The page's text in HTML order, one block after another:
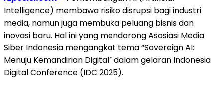
Intelligence) membawa risiko disrupsi bagi industri
media, namun juga membuka peluang bisnis dan
inovasi baru. Hal ini yang mendorong Asosiasi Media
Siber Indonesia mengangkat tema “Sovereign AI:
Menuju Kemandirian Digital” dalam gelaran Indonesia
Digital Conference (IDC 2025).